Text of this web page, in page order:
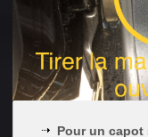
Pour un capot